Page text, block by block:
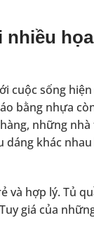
cuộc sống
bằng nhựa
những
khác
hợp lý. Tủ
giá của